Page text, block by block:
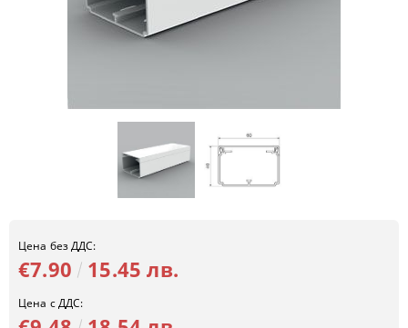
Цена без ДДС:
€7.90 15.45 лв.
Цена с ДДС: